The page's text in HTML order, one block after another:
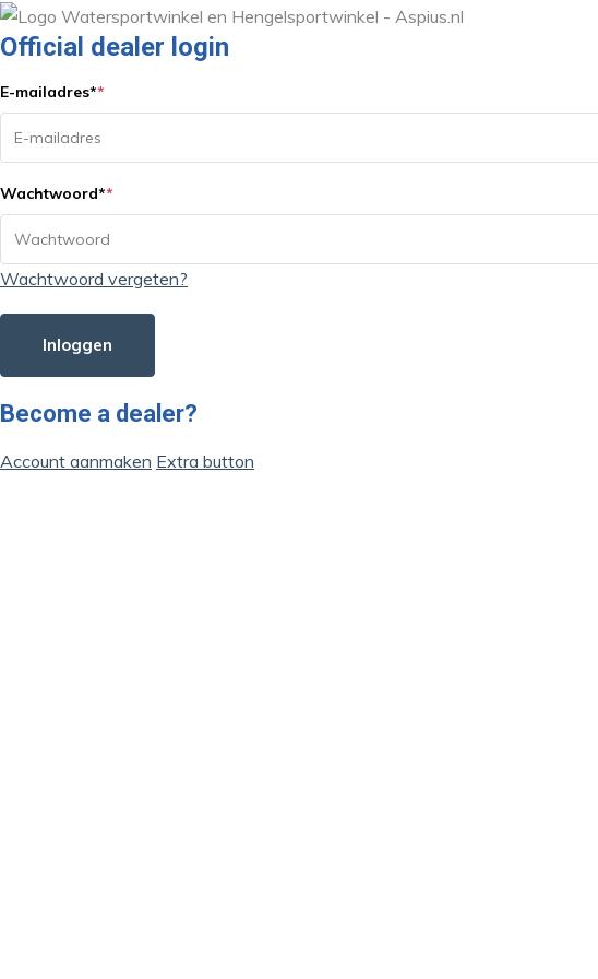
Official dealer login
E-mailadres**
Wachtwoord**
Wachtwoord vergeten?
Inloggen
Become a dealer?
Account aanmaken Extra button